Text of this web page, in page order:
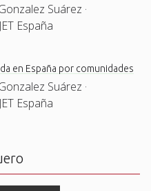
Suárez ·
España
en España por comunidades
Suárez ·
España